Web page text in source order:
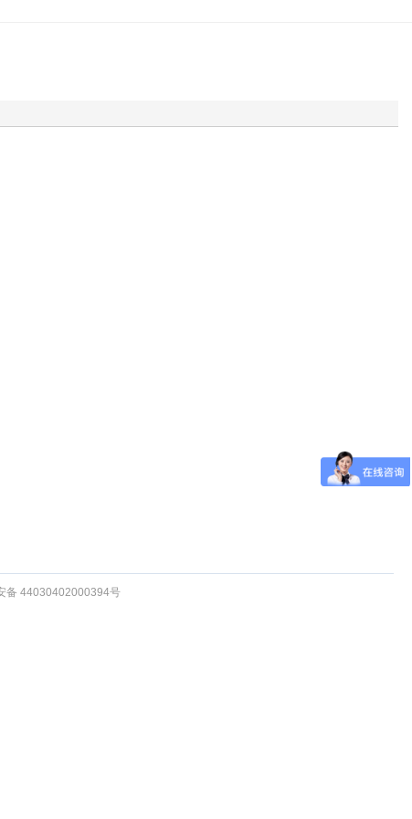
备 44030402000394号